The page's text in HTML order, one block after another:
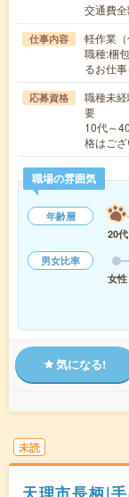
交通費
仕事内容
軽作業
職種:梱
るお仕
応募資格
職種未
要
10代～
格はご
職場の雰囲気
年齢層
20代
男女比率
女性
気になる!
未読
天理市長柄|